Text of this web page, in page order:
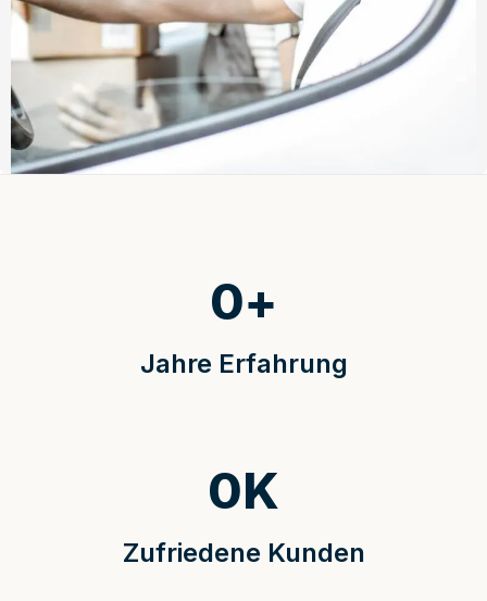
Jahre Erfahrung
0+
Zufriedene Kunden
0K